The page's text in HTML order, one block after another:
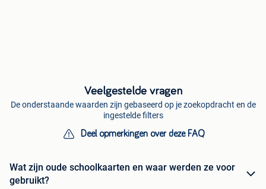
Veelgestelde vragen
De onderstaande waarden zijn gebaseerd op je zoekopdracht en de
ingestelde filters
Deel opmerkingen over deze FAQ
Wat zijn oude schoolkaarten en waar werden ze voor
gebruikt?